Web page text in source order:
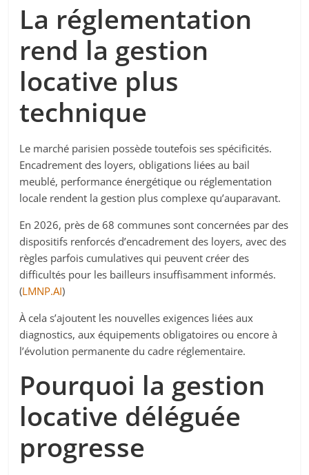
La réglementation
rend la gestion
locative plus
technique
Le marché parisien possède toutefois ses spécificités.
Encadrement des loyers, obligations liées au bail
meublé, performance énergétique ou réglementation
locale rendent la gestion plus complexe qu’auparavant.
En 2026, près de 68 communes sont concernées par des
dispositifs renforcés d’encadrement des loyers, avec des
règles parfois cumulatives qui peuvent créer des
difficultés pour les bailleurs insuffisamment informés.
(LMNP.AI)
À cela s’ajoutent les nouvelles exigences liées aux
diagnostics, aux équipements obligatoires ou encore à
l’évolution permanente du cadre réglementaire.
Pourquoi la gestion
locative déléguée
progresse